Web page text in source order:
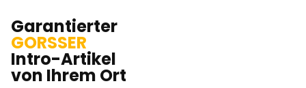
Garantierter
GORSSER
Intro-Artikel
von Ihrem Ort